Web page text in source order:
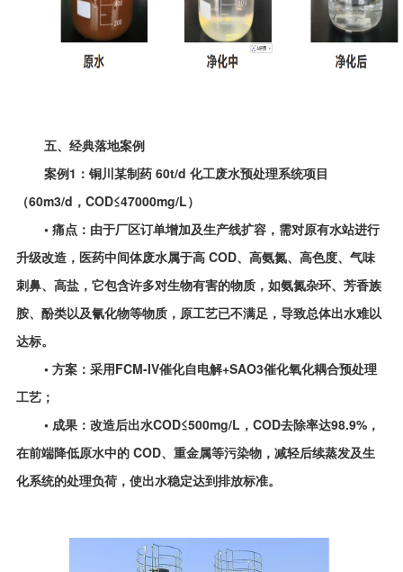
五、经典落地案例
案例1：铜川某制药 60t/d 化工废水预处理系统项目
（60m3/d，COD≤47000mg/L）
• 痛点：由于厂区订单增加及生产线扩容，需对原有水站进行
升级改造，医药中间体废水属于高 COD、高氨氮、高色度、气味
刺鼻、高盐，它包含许多对生物有害的物质，如氨氮杂环、芳香族
胺、酚类以及氰化物等物质，原工艺已不满足，导致总体出水难以
达标。
• 方案：采用FCM-IV催化自电解+SAO3催化氧化耦合预处理
工艺；
• 成果：改造后出水COD≤500mg/L，COD去除率达98.9%，
在前端降低原水中的 COD、重金属等污染物，减轻后续蒸发及生
化系统的处理负荷，使出水稳定达到排放标准。